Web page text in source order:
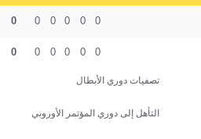
0
0
0
0
0
0
0
0
0
0
0
0
تصفيات دوري الأبطال
التأهل إلى دوري المؤتمر الأوروبي